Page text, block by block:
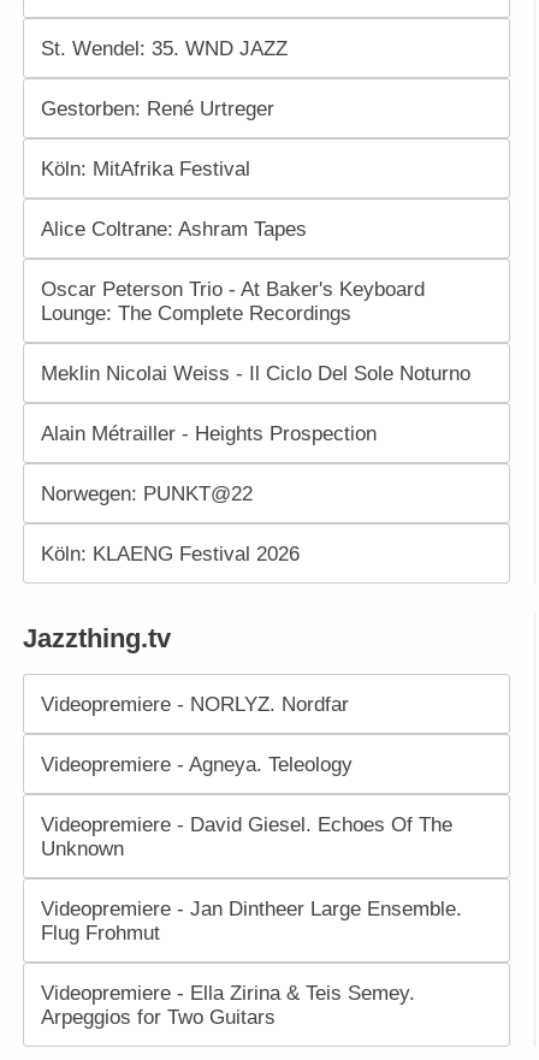
St. Wendel: 35. WND JAZZ
Gestorben: René Urtreger
Köln: MitAfrika Festival
Alice Coltrane: Ashram Tapes
Oscar Peterson Trio - At Baker's Keyboard
Lounge: The Complete Recordings
Meklin Nicolai Weiss - Il Ciclo Del Sole Noturno
Alain Métrailler - Heights Prospection
Norwegen: PUNKT@22
Köln: KLAENG Festival 2026
Jazzthing.tv
Videopremiere - NORLYZ. Nordfar
Videopremiere - Agneya. Teleology
Videopremiere - David Giesel. Echoes Of The
Unknown
Videopremiere - Jan Dintheer Large Ensemble.
Flug Frohmut
Videopremiere - Ella Zirina & Teis Semey.
Arpeggios for Two Guitars